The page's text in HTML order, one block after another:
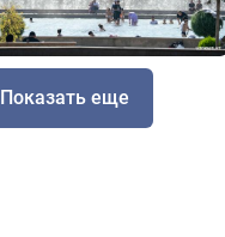
Показать еще